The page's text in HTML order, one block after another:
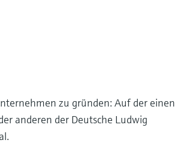
zu gründen: Auf der einen
anderen der Deutsche Ludwig